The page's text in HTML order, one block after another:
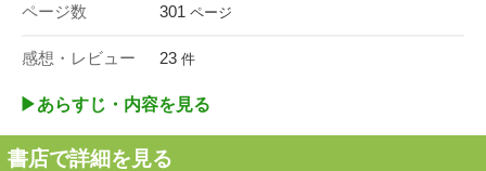
ページ数 301 ページ
感想・レビュー 23 件
▶︎あらすじ・内容を見る
書店で詳細を見る